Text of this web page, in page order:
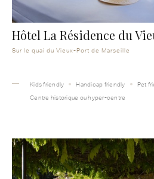
Hôtel La Résidence du
Sur le quai du Vieux-Port de Marseille
Kids friendly Handicap friendly
Pet
Centre historique ou hyper-centre